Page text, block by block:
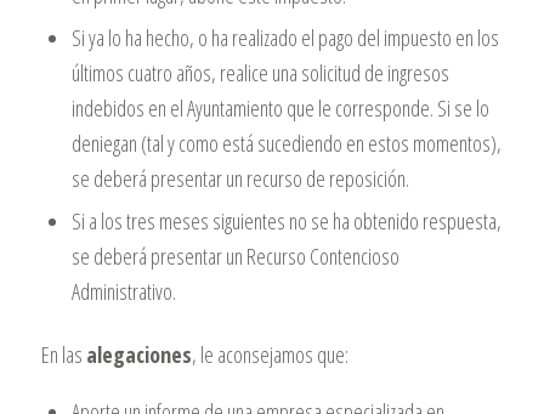
Si ya lo ha hecho, o ha realizado el pago del impuesto en los
últimos cuatro años, realice una solicitud de ingresos
indebidos en el Ayuntamiento que le corresponde. Si se lo
deniegan (tal y como está sucediendo en estos momentos),
se deberá presentar un recurso de reposición.
Si a los tres meses siguientes no se ha obtenido respuesta,
se deberá presentar un Recurso Contencioso
Administrativo.
En las alegaciones, le aconsejamos que: